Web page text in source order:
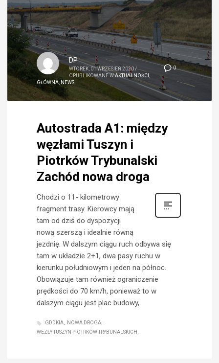
0
DP
WTOREK, 01 WRZESIEŃ 2020/
OPUBLIKOWANE WAKTUALNOŚCI ,
GŁÓWNA,NEWS
Autostrada A1: między
węzłami Tuszyn i
Piotrków Trybunalski
Zachód nowa droga
Chodzi o 11- kilometrowy
fragment trasy. Kierowcy mają
tam od dziś do dyspozycji
nową szerszą i idealnie równą
jezdnię. W dalszym ciągu ruch odbywa się
tam w układzie 2+1, dwa pasy ruchu w
kierunku południowym i jeden na północ.
Obowiązuje tam również ograniczenie
prędkości do 70 km/h, ponieważ to w
dalszym ciągu jest plac budowy,
GDDKIA
NOWA DROGA
WEZŁY TUSZYN PIOTRKÓW TRYBUNALSKICH